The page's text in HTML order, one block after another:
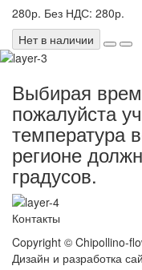
280р. Без НДС: 280р.
Нет в наличии
Выбирая
пожалуйста
температура
регионе
градусов.
Контакты
Copyright © Chipollino-
Дизайн и разработка